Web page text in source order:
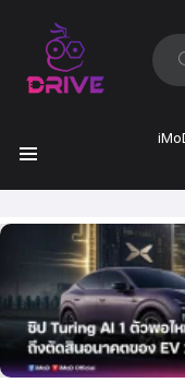
ค้นหา:
ล่าสุด